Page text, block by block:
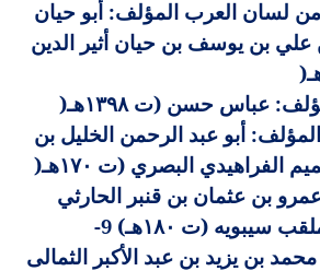
لسان العرب المؤلف: أبو حيان
بن يوسف بن حيان أثير الدين
)
عباس حسن (ت ١٣٩٨هـ
)
أبو عبد الرحمن الخليل بن
الفراهيدي البصري (ت ١٧٠هـ
)
بن عثمان بن قنبر الحارثي
بالولاء، أبو بشر، الملقب سيبويه (ت ١٨٠هـ) 9-
بن يزيد بن عبد الأكبر الثمالى